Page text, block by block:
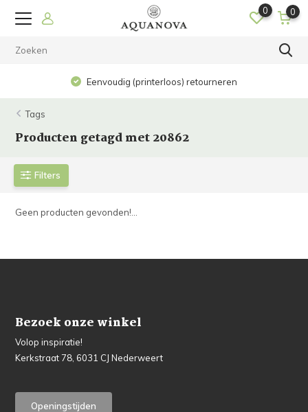
0 0
Eenvoudig (printerloos) retourneren
Tags
Producten getagd met 20862
Filters
Geen producten gevonden!...
Bezoek onze winkel
Volop inspiratie!
Kerkstraat 78, 6031 CJ Nederweert
Openingstijden